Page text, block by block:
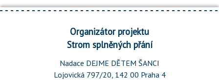
Organizátor projektu
Strom splněných přání
Nadace DEJME DĚTEM ŠANCI
Lojovická 797/20, 142 00 Praha 4